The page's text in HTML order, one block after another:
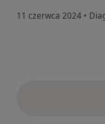
11 czerwca 2024 •